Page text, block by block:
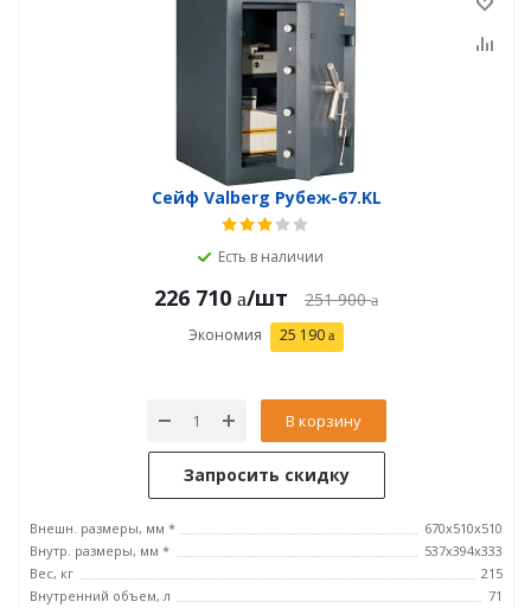
Сейф Valberg Рубеж-67.KL
Есть в наличии
226 710 /шт 251 900
Экономия 25 190
В корзину
Запросить скидку
Внешн. размеры, мм *
670x510x510
Внутр. размеры, мм *
537x394x333
Вес, кг
215
Внутренний объем, л
71